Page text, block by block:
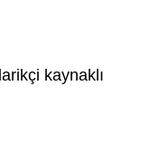
kaynaklı